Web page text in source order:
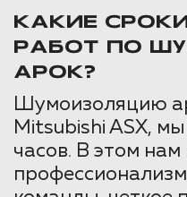
КАКИЕ
РАБОТ ПО
АРОК?
Шумоизоляцию
Mitsubishi ASX,
часов. В этом нам